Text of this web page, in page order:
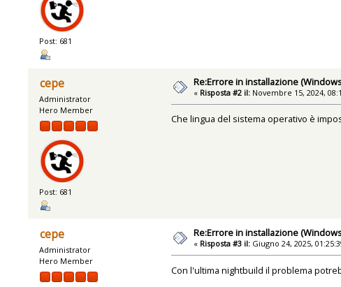
Post: 681
cepe
Administrator
Hero Member
Post: 681
Re:Errore in installazione
« Risposta #2 il: Novembre 15, 2024,
Che lingua del sistema operativo è
cepe
Administrator
Hero Member
Re:Errore in installazione
« Risposta #3 il: Giugno 24, 2025,
Con l'ultima nightbuild il problema